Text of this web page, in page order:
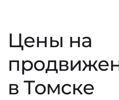
Цены на
в Томске